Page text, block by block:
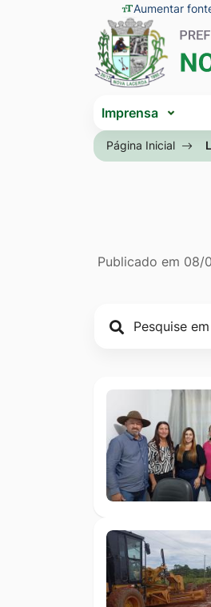
Seção
de
atalhos
e
links
de
acessibilidade
para
o
conteúdo
[alt+1]
Ir
para
busca
para
rodapé
[alt+4]
Aumentar
Seção
do
menu
menu
Imprensa
Página Inicial
de
Publicado em 08/